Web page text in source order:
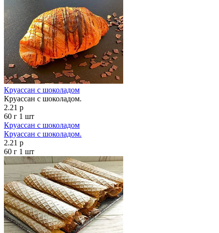
Круассан с шоколадом
Круассан с шоколадом.
2.21 р
60 г 1 шт
Круассан с шоколадом
Круассан с шоколадом.
2.21 р
60 г 1 шт